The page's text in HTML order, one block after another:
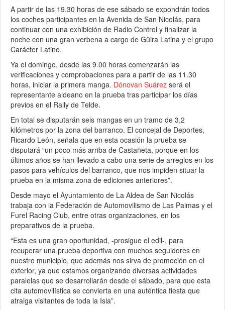
A partir de las 19.30 horas de ese sábado se expondrán todos
los coches participantes en la Avenida de San Nicolás, para
continuar con una exhibición de Radio Control y finalizar la
noche con una gran verbena a cargo de Güira Latina y el grupo
Carácter Latino.
Ya el domingo, desde las 9.00 horas comenzarán las
verificaciones y comprobaciones para a partir de las 11.30
horas, iniciar la primera manga. Dónovan Suárez será el
representante aldeano en la prueba tras participar los días
previos en el Rally de Telde.
En total se disputarán seis mangas en un tramo de 3,2
kilómetros por la zona del barranco. El concejal de Deportes,
Ricardo León, señala que en esta ocasión la prueba se
disputará “un poco más arriba de Castañeta, porque en los
últimos años se han llevado a cabo una serie de arreglos en los
pasos para vehículos del barranco, que nos impiden situar la
prueba en la misma zona de ediciones anteriores”.
Desde mayo el Ayuntamiento de La Aldea de San Nicolás
trabaja con la Federación de Automovilismo de Las Palmas y el
Furel Racing Club, entre otras organizaciones, en los
preparativos de la prueba.
“Esta es una gran oportunidad, -prosigue el edil-, para
recuperar una prueba deportiva con muchos seguidores en
nuestro municipio, que además nos sirva de promoción en el
exterior, ya que estamos organizando diversas actividades
paralelas que se desarrollarán desde el sábado, para que esta
cita automovilística se convierta en una auténtica fiesta que
atraiga visitantes de toda la Isla”.